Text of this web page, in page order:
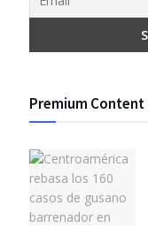
Premium Content